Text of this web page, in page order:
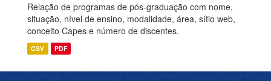
Relação de programas de pós-graduação com nome,
situação, nível de ensino, modalidade, área, sítio web,
conceito Capes e número de discentes.
CSV PDF